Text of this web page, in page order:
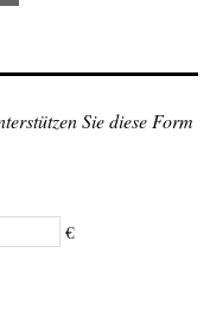
Sie diese Form
€